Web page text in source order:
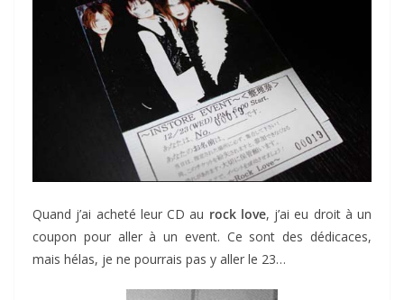
Quand j’ai acheté leur CD au rock love, j’ai eu droit à un
coupon pour aller à un event. Ce sont des dédicaces,
mais hélas, je ne pourrais pas y aller le 23…